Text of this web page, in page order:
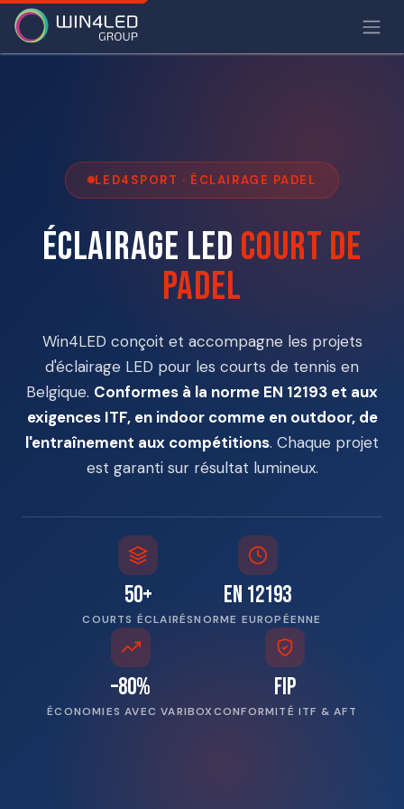
LED4SPORT · ÉCLAIRAGE PADEL
Éclairage LED court de
padel
Win4LED conçoit et accompagne les projets
d'éclairage LED pour les courts de tennis en
Belgique. Conformes à la norme EN 12193 et aux
exigences ITF, en indoor comme en outdoor, de
l'entraînement aux compétitions. Chaque projet
est garanti sur résultat lumineux.
50+
COURTS ÉCLAIRÉS
EN 12193
NORME EUROPÉENNE
–80%
ÉCONOMIES AVEC VARIBOX
FIP
CONFORMITÉ ITF & AFT